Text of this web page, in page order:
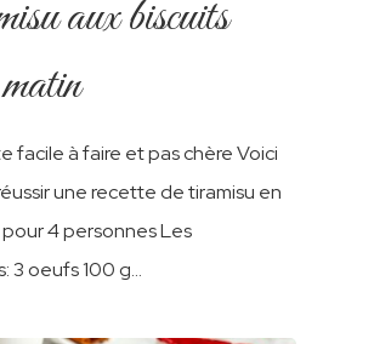
aux biscuits
facile à faire et pas chère Voici
une recette de tiramisu en
pour 4 personnes Les
3 oeufs 100 g…
A Propos
Nos Produits